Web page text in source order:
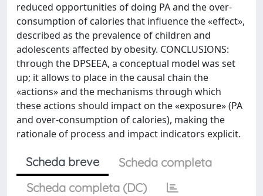
reduced opportunities of doing PA and the over-
consumption of calories that influence the «effect»,
described as the prevalence of children and
adolescents affected by obesity. CONCLUSIONS:
through the DPSEEA, a conceptual model was set
up; it allows to place in the causal chain the
«actions» and the mechanisms through which
these actions should impact on the «exposure» (PA
and over-consumption of calories), making the
rationale of process and impact indicators explicit.
Scheda breve
Scheda completa
Scheda completa (DC)